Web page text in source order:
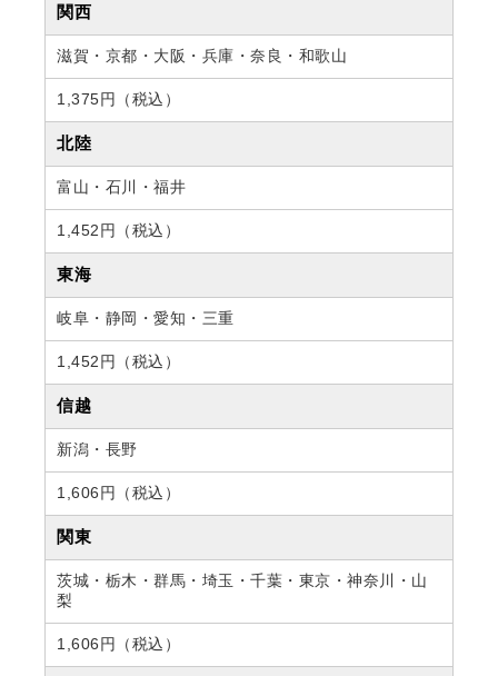
関西
滋賀・京都・大阪・兵庫・奈良・和歌山
1,375円（税込）
北陸
富山・石川・福井
1,452円（税込）
東海
岐阜・静岡・愛知・三重
1,452円（税込）
信越
新潟・長野
1,606円（税込）
関東
茨城・栃木・群馬・埼玉・千葉・東京・神奈川・山
梨
1,606円（税込）